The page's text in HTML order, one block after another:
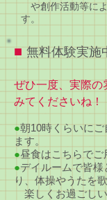
や創作活動等に
す。
■ 無料体験実施
ぜひ一度、実際の
みてくださいね！
●朝10時くらいに
ます。
●昼食はこちらでご
●デイルームで皆
り、体操やうたを
楽しくお過ごしい